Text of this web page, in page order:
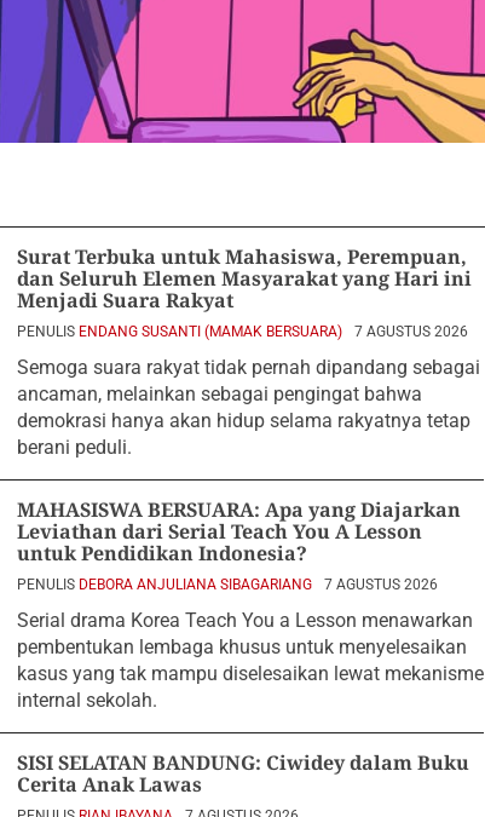
Surat Terbuka untuk Mahasiswa, Perempuan,
dan Seluruh Elemen Masyarakat yang Hari ini
Menjadi Suara Rakyat
PENULIS ENDANG SUSANTI (MAMAK BERSUARA) 7 AGUSTUS 2026
Semoga suara rakyat tidak pernah dipandang sebagai
ancaman, melainkan sebagai pengingat bahwa
demokrasi hanya akan hidup selama rakyatnya tetap
berani peduli.
MAHASISWA BERSUARA: Apa yang Diajarkan
Leviathan dari Serial Teach You A Lesson
untuk Pendidikan Indonesia?
PENULIS DEBORA ANJULIANA SIBAGARIANG 7 AGUSTUS 2026
Serial drama Korea Teach You a Lesson menawarkan
pembentukan lembaga khusus untuk menyelesaikan
kasus yang tak mampu diselesaikan lewat mekanisme
internal sekolah.
SISI SELATAN BANDUNG: Ciwidey dalam Buku
Cerita Anak Lawas